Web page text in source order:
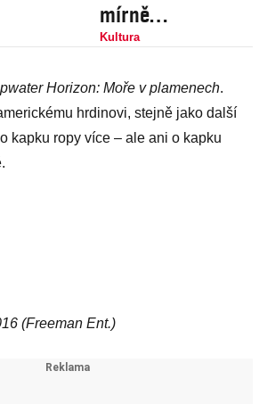
mírně
retardovaný
americkému
hrdinovi
Kultura
Horizon: Moře v plamenech.
hrdinovi, stejně jako další
kapku ropy více – ale ani o kapku
(Freeman Ent.)